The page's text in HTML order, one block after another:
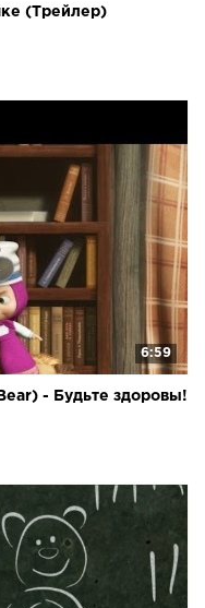
(Трейлер)
6:59
- Будьте здоровы!